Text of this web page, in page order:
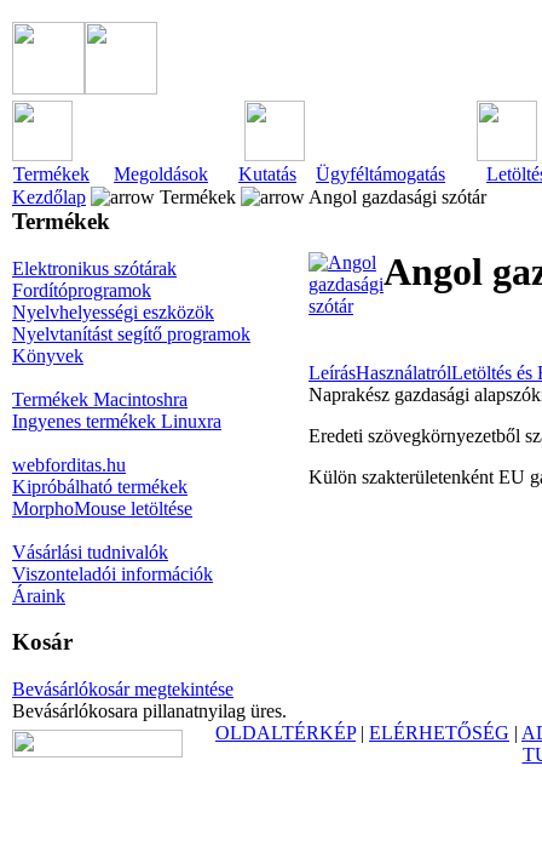
Termékek Megoldások Kutatás Ügyféltámogatás
Kezdőlap
Termékek Angol gazdasági szótár
Termékek
Elektronikus szótárak
Fordítóprogramok
Nyelvhelyességi eszközök
Nyelvtanítást segítő programok
Könyvek
Termékek Macintoshra
Ingyenes termékek Linuxra
webforditas.hu
Kipróbálható termékek
MorphoMouse letöltése
Vásárlási tudnivalók
Viszonteladói információk
Áraink
Kosár
Bevásárlókosár megtekintése
Bevásárlókosara pillanatnyilag üres.
Angol
LeírásHasználatrólLetöltés és
Naprakész gazdasági
Eredeti szövegkörnyezetből
Külön szakterületenként EU
OLDALTÉRKÉP| ELÉRHETŐSÉG |